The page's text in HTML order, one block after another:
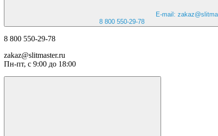
E-mail:
8 800 550-29-78
8 800 550-29-78
zakaz@slitmaster.ru
Пн-пт, с 9:00 до 18:00